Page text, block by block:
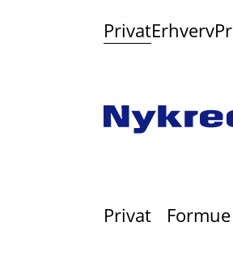
PrivatErhverv
Privat Formue